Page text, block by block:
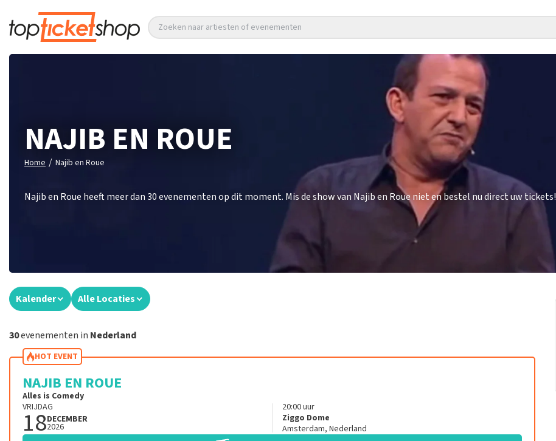
Zoeken naar artiesten of evenementen
NAJIB EN ROUE
Home / Najib en Roue
Najib en Roue heeft meer dan 30 evenementen op dit moment. Mis de show van Najib en Roue niet en bestel nu direct uw tickets!
Kalender Alle Locaties
30evenementen in Nederland
HOT EVENT
NAJIB EN ROUE
Alles is Comedy
VRIJDAG
18DECEMBER
2026
20:00uur
Ziggo Dome
Amsterdam, Nederland